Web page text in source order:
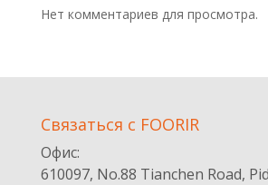
Нет комментариев для просмотра.
Cвязаться с FOORIR
Офис:
610097, No.88 Tianchen Road,